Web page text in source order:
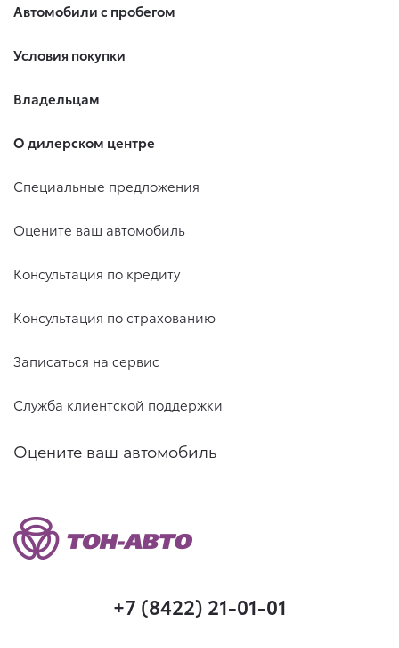
Автомобили с пробегом
Условия покупки
Владельцам
О дилерском центре
Специальные предложения
Оцените ваш автомобиль
Консультация по кредиту
Консультация по страхованию
Записаться на сервис
Служба клиентской поддержки
Оцените ваш автомобиль
+7 (8422) 21-01-01